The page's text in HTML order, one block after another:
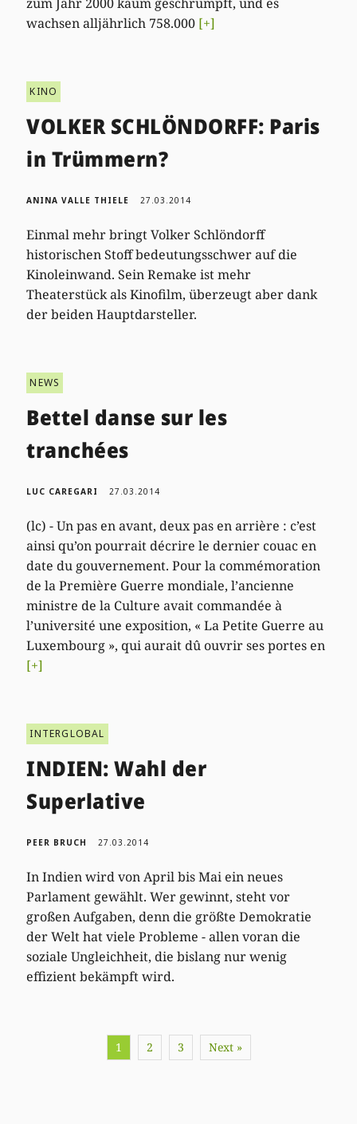
wachsen alljährlich 758.000 [+]
KINO
VOLKER SCHLÖNDORFF: Paris
in Trümmern?
ANINA VALLE THIELE 27.03.2014
Einmal mehr bringt Volker Schlöndorff
historischen Stoff bedeutungsschwer auf die
Kinoleinwand. Sein Remake ist mehr
Theaterstück als Kinofilm, überzeugt aber dank
der beiden Hauptdarsteller.
NEWS
Bettel danse sur les
tranchées
LUC CAREGARI 27.03.2014
(lc) - Un pas en avant, deux pas en arrière : c’est
ainsi qu’on pourrait décrire le dernier couac en
date du gouvernement. Pour la commémoration
de la Première Guerre mondiale, l’ancienne
ministre de la Culture avait commandée à
l’université une exposition, « La Petite Guerre au
Luxembourg », qui aurait dû ouvrir ses portes en
[+]
INTERGLOBAL
INDIEN: Wahl der
Superlative
PEER BRUCH 27.03.2014
In Indien wird von April bis Mai ein neues
Parlament gewählt. Wer gewinnt, steht vor
großen Aufgaben, denn die größte Demokratie
der Welt hat viele Probleme - allen voran die
soziale Ungleichheit, die bislang nur wenig
effizient bekämpft wird.
1 2 3 Next »